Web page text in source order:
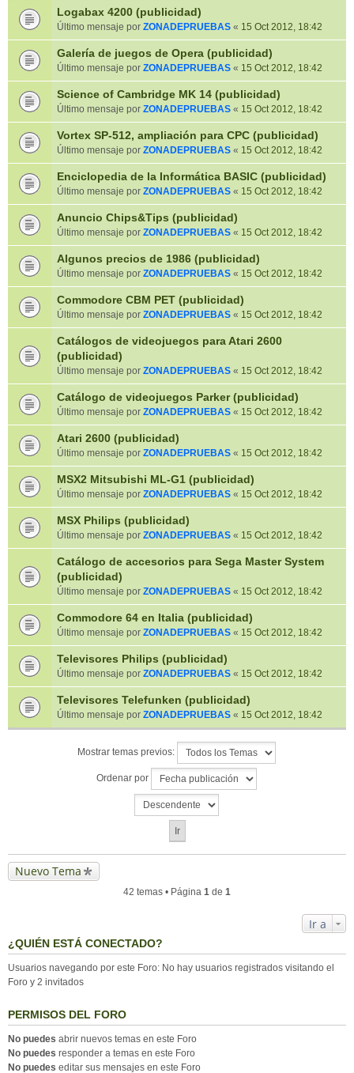
Logabax 4200 (publicidad)
Último mensaje por ZONADEPRUEBAS « 15 Oct 2012, 18:42
Galería de juegos de Opera (publicidad)
Último mensaje por ZONADEPRUEBAS « 15 Oct 2012, 18:42
Science of Cambridge MK 14 (publicidad)
Último mensaje por ZONADEPRUEBAS « 15 Oct 2012, 18:42
Vortex SP-512, ampliación para CPC (publicidad)
Último mensaje por ZONADEPRUEBAS « 15 Oct 2012, 18:42
Enciclopedia de la Informática BASIC (publicidad)
Último mensaje por ZONADEPRUEBAS « 15 Oct 2012, 18:42
Anuncio Chips&Tips (publicidad)
Último mensaje por ZONADEPRUEBAS « 15 Oct 2012, 18:42
Algunos precios de 1986 (publicidad)
Último mensaje por ZONADEPRUEBAS « 15 Oct 2012, 18:42
Commodore CBM PET (publicidad)
Último mensaje por ZONADEPRUEBAS « 15 Oct 2012, 18:42
Catálogos de videojuegos para Atari 2600
(publicidad)
Último mensaje por ZONADEPRUEBAS « 15 Oct 2012, 18:42
Catálogo de videojuegos Parker (publicidad)
Último mensaje por ZONADEPRUEBAS « 15 Oct 2012, 18:42
Atari 2600 (publicidad)
Último mensaje por ZONADEPRUEBAS « 15 Oct 2012, 18:42
MSX2 Mitsubishi ML-G1 (publicidad)
Último mensaje por ZONADEPRUEBAS « 15 Oct 2012, 18:42
MSX Philips (publicidad)
Último mensaje por ZONADEPRUEBAS « 15 Oct 2012, 18:42
Catálogo de accesorios para Sega Master System
(publicidad)
Último mensaje por ZONADEPRUEBAS « 15 Oct 2012, 18:42
Commodore 64 en Italia (publicidad)
Último mensaje por ZONADEPRUEBAS « 15 Oct 2012, 18:42
Televisores Philips (publicidad)
Último mensaje por ZONADEPRUEBAS « 15 Oct 2012, 18:42
Televisores Telefunken (publicidad)
Último mensaje por ZONADEPRUEBAS « 15 Oct 2012, 18:42
Mostrar temas previos:
Ordenar por
Nuevo Tema
42 temas • Página 1 de 1
Ir a
¿QUIÉN ESTÁ CONECTADO?
Usuarios navegando por este Foro: No hay usuarios registrados visitando el
Foro y 2 invitados
PERMISOS DEL FORO
No puedes abrir nuevos temas en este Foro
No puedes responder a temas en este Foro
No puedes editar sus mensajes en este Foro